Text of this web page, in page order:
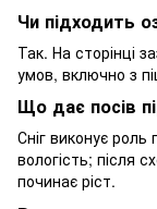
Чи підходить
Так. На сторінці
умов, включно з
Що дає посів
Сніг виконує
вологість; після
починає ріст.